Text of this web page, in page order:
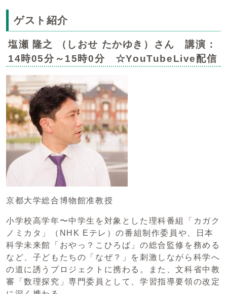
ゲスト紹介
塩瀬 隆之 （しおせ たかゆき）さん 講演：
14時05分～15時0分 ☆YouTubeLive配信
京都大学総合博物館准教授
小学校高学年〜中学生を対象とした理科番組「カガク
ノミカタ」（NHK Eテレ）の番組制作委員や、日本
科学未来館「おやっ？こひろば」の総合監修を務める
など、子どもたちの「なぜ？」を刺激しながら科学へ
の道に誘うプロジェクトに携わる。また、文科省中教
審「数理探究」専門委員として、学習指導要領の改定